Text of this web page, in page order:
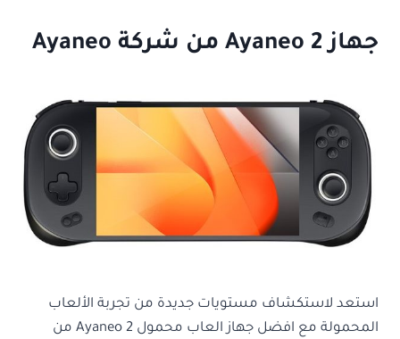
جهاز Ayaneo 2 من شركة Ayaneo
استعد لاستكشاف مستويات جديدة من تجربة الألعاب
المحمولة مع افضل جهاز العاب محمول Ayaneo 2 من